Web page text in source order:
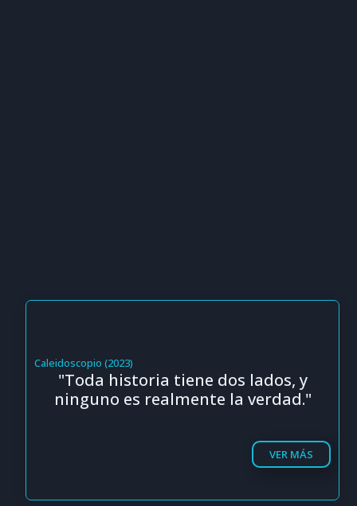
Caleidoscopio (2023)
"Toda historia tiene dos lados, y
ninguno es realmente la verdad."
VER MÁS